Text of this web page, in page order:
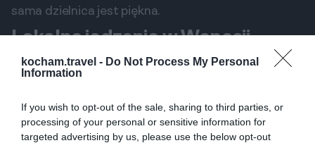
kocham.travel - Do Not Process My Personal
Information
If you wish to opt-out of the sale, sharing to third parties, or
processing of your personal or sensitive information for
targeted advertising by us, please use the below opt-out
sama dzielnica jest piękna.
Lokalne jedzenie w Wenecji
Wenecja to raj dla smakoszy. Warto spróbować
lokalnych potraw oraz specjałów, które będą
mieście. Oto kilka z nich:
1. Cicchetti